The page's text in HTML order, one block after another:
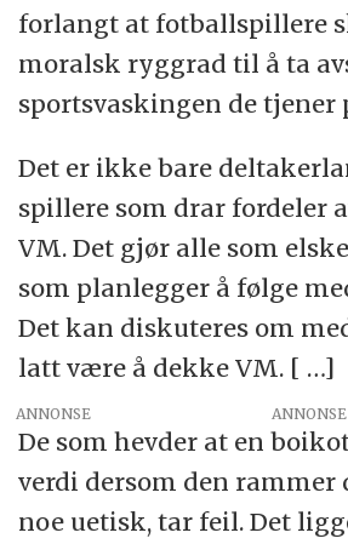
forlangt at fotballspillere
moralsk ryggrad til å ta
sportsvaskingen de tjener
Det er ikke bare
spillere som drar fordeler
VM. Det gjør alle som
som planlegger å følge
Det kan diskuteres om
latt være å dekke VM. [ …]
ANNONSE
De som hevder at en
verdi dersom den rammer
noe uetisk, tar feil. Det